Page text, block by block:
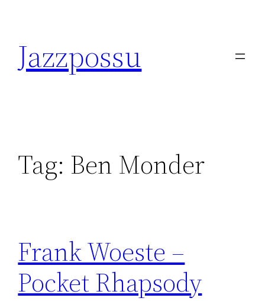
content
Jazzpossu
Tag: Ben Monder
Frank Woeste –
Pocket Rhapsody